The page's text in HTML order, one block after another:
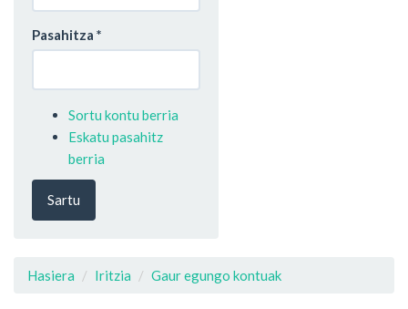
Pasahitza *
Sortu kontu berria
Eskatu pasahitz
berria
Sartu
Hasiera Iritzia Gaur egungo kontuak